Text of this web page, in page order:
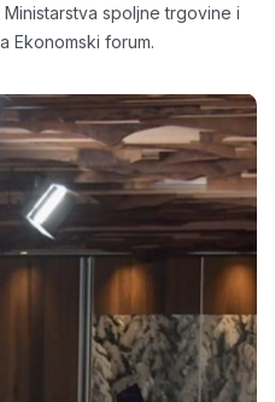
spoljne trgovine i
Ekonomski forum.